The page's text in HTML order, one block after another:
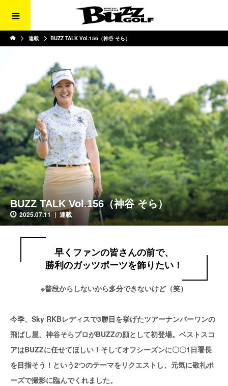
連載 BUZZ TALK Vol.156（神谷 そら）
BUZZ TALK Vol.156（神谷 そら）
2025.07.11 連載
早くファンの皆さんの前で、
勝利のガッツポーツを飾りたい！
※普段からしないから多分できないけど（笑）
今季、Sky RKBレディスで3勝目を挙げたツアーナンバーワンの
飛ばし屋、神谷そらプロがBUZZの顔として初登場。ベストスコ
アはBUZZに任せてほしい！そしてオフシーズンに〇〇1日署長
を目指そう！という2つのテーマをリクエストし、元気に敬礼ポ
ーズで撮影に臨んでくれました。